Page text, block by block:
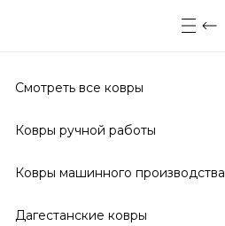
Смотреть все ковры
Ковры ручной работы
Ковры машинного производства
Дагестанские ковры